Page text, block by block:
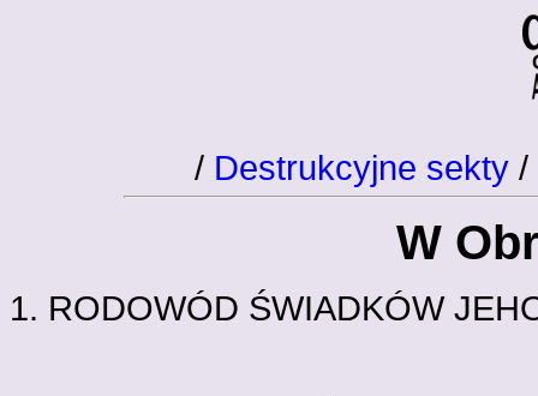
/ Destrukcyjne sekty /
W
1. RODOWÓD ŚWIADKÓW